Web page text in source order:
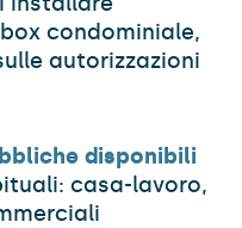
condominiale,
autorizzazioni
disponibili
casa-lavoro,